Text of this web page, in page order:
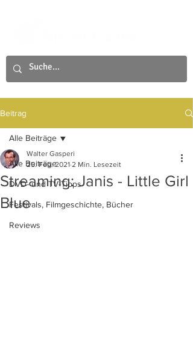
Beitrag
Alle Beiträge
DVD- und TV-Tipps
Festivals, Filmgeschichte, Bücher
Reviews
Alle Beiträge
Streaming: Janis - Little Girl
Blue
Walter Gasperi
25. Feb. 2021 2 Min. Lesezeit